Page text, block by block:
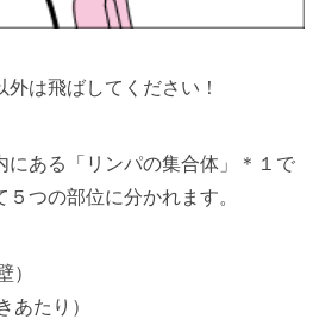
外は飛ばしてください！
にある「リンパの集合体」＊１で
つの部位に分かれます。
）
あたり）